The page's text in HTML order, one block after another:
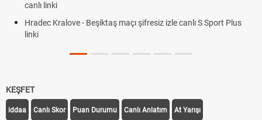
canlı linki
Hradec Kralove - Beşiktaş maçı şifresiz izle canlı S Sport Plus
linki
KEŞFET
iddaa Canlı Skor Puan Durumu Canlı Anlatım At Yarışı